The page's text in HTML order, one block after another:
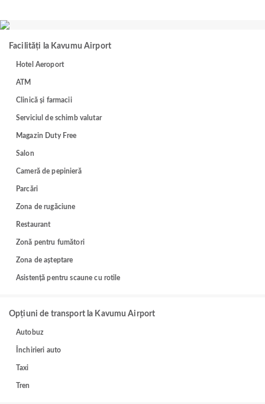
Facilități la Kavumu Airport
Hotel Aeroport
ATM
Clinică și farmacii
Serviciul de schimb valutar
Magazin Duty Free
Salon
Cameră de pepinieră
Parcări
Zona de rugăciune
Restaurant
Zonă pentru fumători
Zona de așteptare
Asistență pentru scaune cu rotile
Opțiuni de transport la Kavumu Airport
Autobuz
Închirieri auto
Taxi
Tren